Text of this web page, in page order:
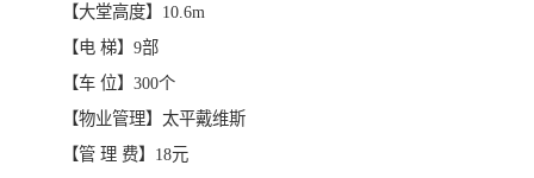
【大堂高度】10.6m
【电 梯】9部
【车 位】300个
【物业管理】太平戴维斯
【管 理 费】18元